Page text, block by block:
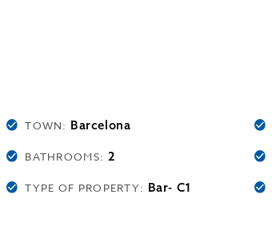
TOWN: Barcelona
BATHROOMS: 2
TYPE OF PROPERTY: Bar- C1